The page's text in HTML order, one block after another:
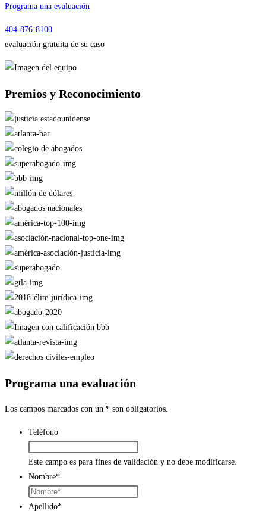
Programa una evaluación
404-876-8100
evaluación gratuita de su caso
Premios y Reconocimiento
Programa una evaluación
Los campos marcados con un * son obligatorios.
Teléfono
Este campo es para fines de validación y no debe modificarse.
Nombre*
Apellido*